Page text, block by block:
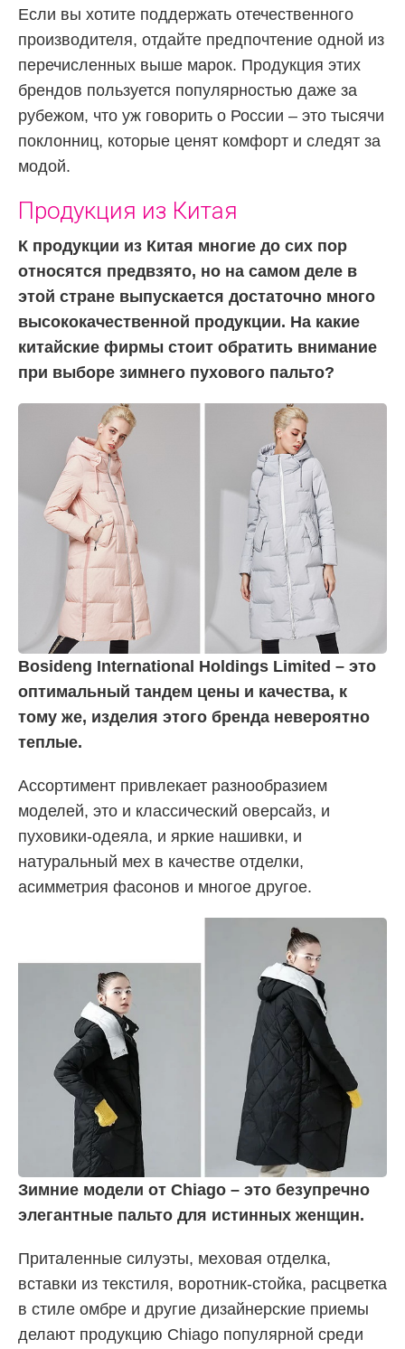
Если вы хотите поддержать отечественного
производителя, отдайте предпочтение одной из
перечисленных выше марок. Продукция этих
брендов пользуется популярностью даже за
рубежом, что уж говорить о России – это тысячи
поклонниц, которые ценят комфорт и следят за
модой.
Продукция из Китая
К продукции из Китая многие до сих пор
относятся предвзято, но на самом деле в
этой стране выпускается достаточно много
высококачественной продукции. На какие
китайские фирмы стоит обратить внимание
при выборе зимнего пухового пальто?
Bosideng International Holdings Limited – это
оптимальный тандем цены и качества, к
тому же, изделия этого бренда невероятно
теплые.
Ассортимент привлекает разнообразием
моделей, это и классический оверсайз, и
пуховики-одеяла, и яркие нашивки, и
натуральный мех в качестве отделки,
асимметрия фасонов и многое другое.
Зимние модели от Chiago – это безупречно
элегантные пальто для истинных женщин.
Приталенные силуэты, меховая отделка,
вставки из текстиля, воротник-стойка, расцветка
в стиле омбре и другие дизайнерские приемы
делают продукцию Chiago популярной среди